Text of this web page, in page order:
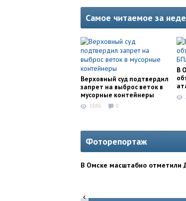
Самое читаемое за
Верховный суд подтвердил
запрет на выброс веток в
мусорные контейнеры
3886 0
В
Фоторепортаж
В Омске масштабно отметили